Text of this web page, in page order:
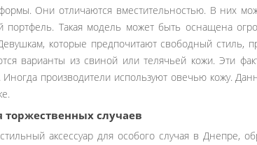
Они отличаются вместительностью. В них
портфель. Такая модель может быть оснащена
которые предпочитают свободный
варианты из свиной или телячьей кожи. Эти
производители используют овечью кожу.
торжественных случаев
аксессуар для особого случая в Днепре,